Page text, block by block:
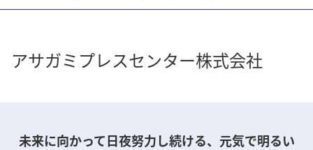
アサガミプレスセンター株式会社
未来に向かって日夜努力し続ける、元気で明るい